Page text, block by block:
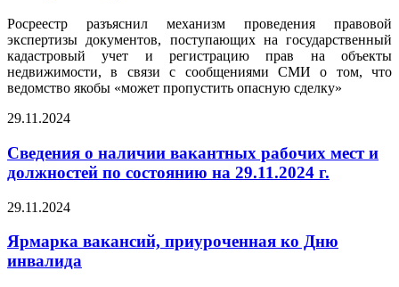
Росреестр разъяснил механизм проведения правовой
экспертизы документов, поступающих на государственный
кадастровый учет и регистрацию прав на объекты
недвижимости, в связи с сообщениями СМИ о том, что
ведомство якобы «может пропустить опасную сделку»
29.11.2024
Сведения о наличии вакантных рабочих мест и
должностей по состоянию на 29.11.2024 г.
29.11.2024
Ярмарка вакансий, приуроченная ко Дню
инвалида